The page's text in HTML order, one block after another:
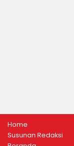
Home
Susunan Redaksi